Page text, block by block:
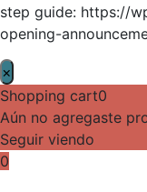
step guide: https://
opening-
×
Shopping cart0
Aún no agregaste
Seguir viendo
0